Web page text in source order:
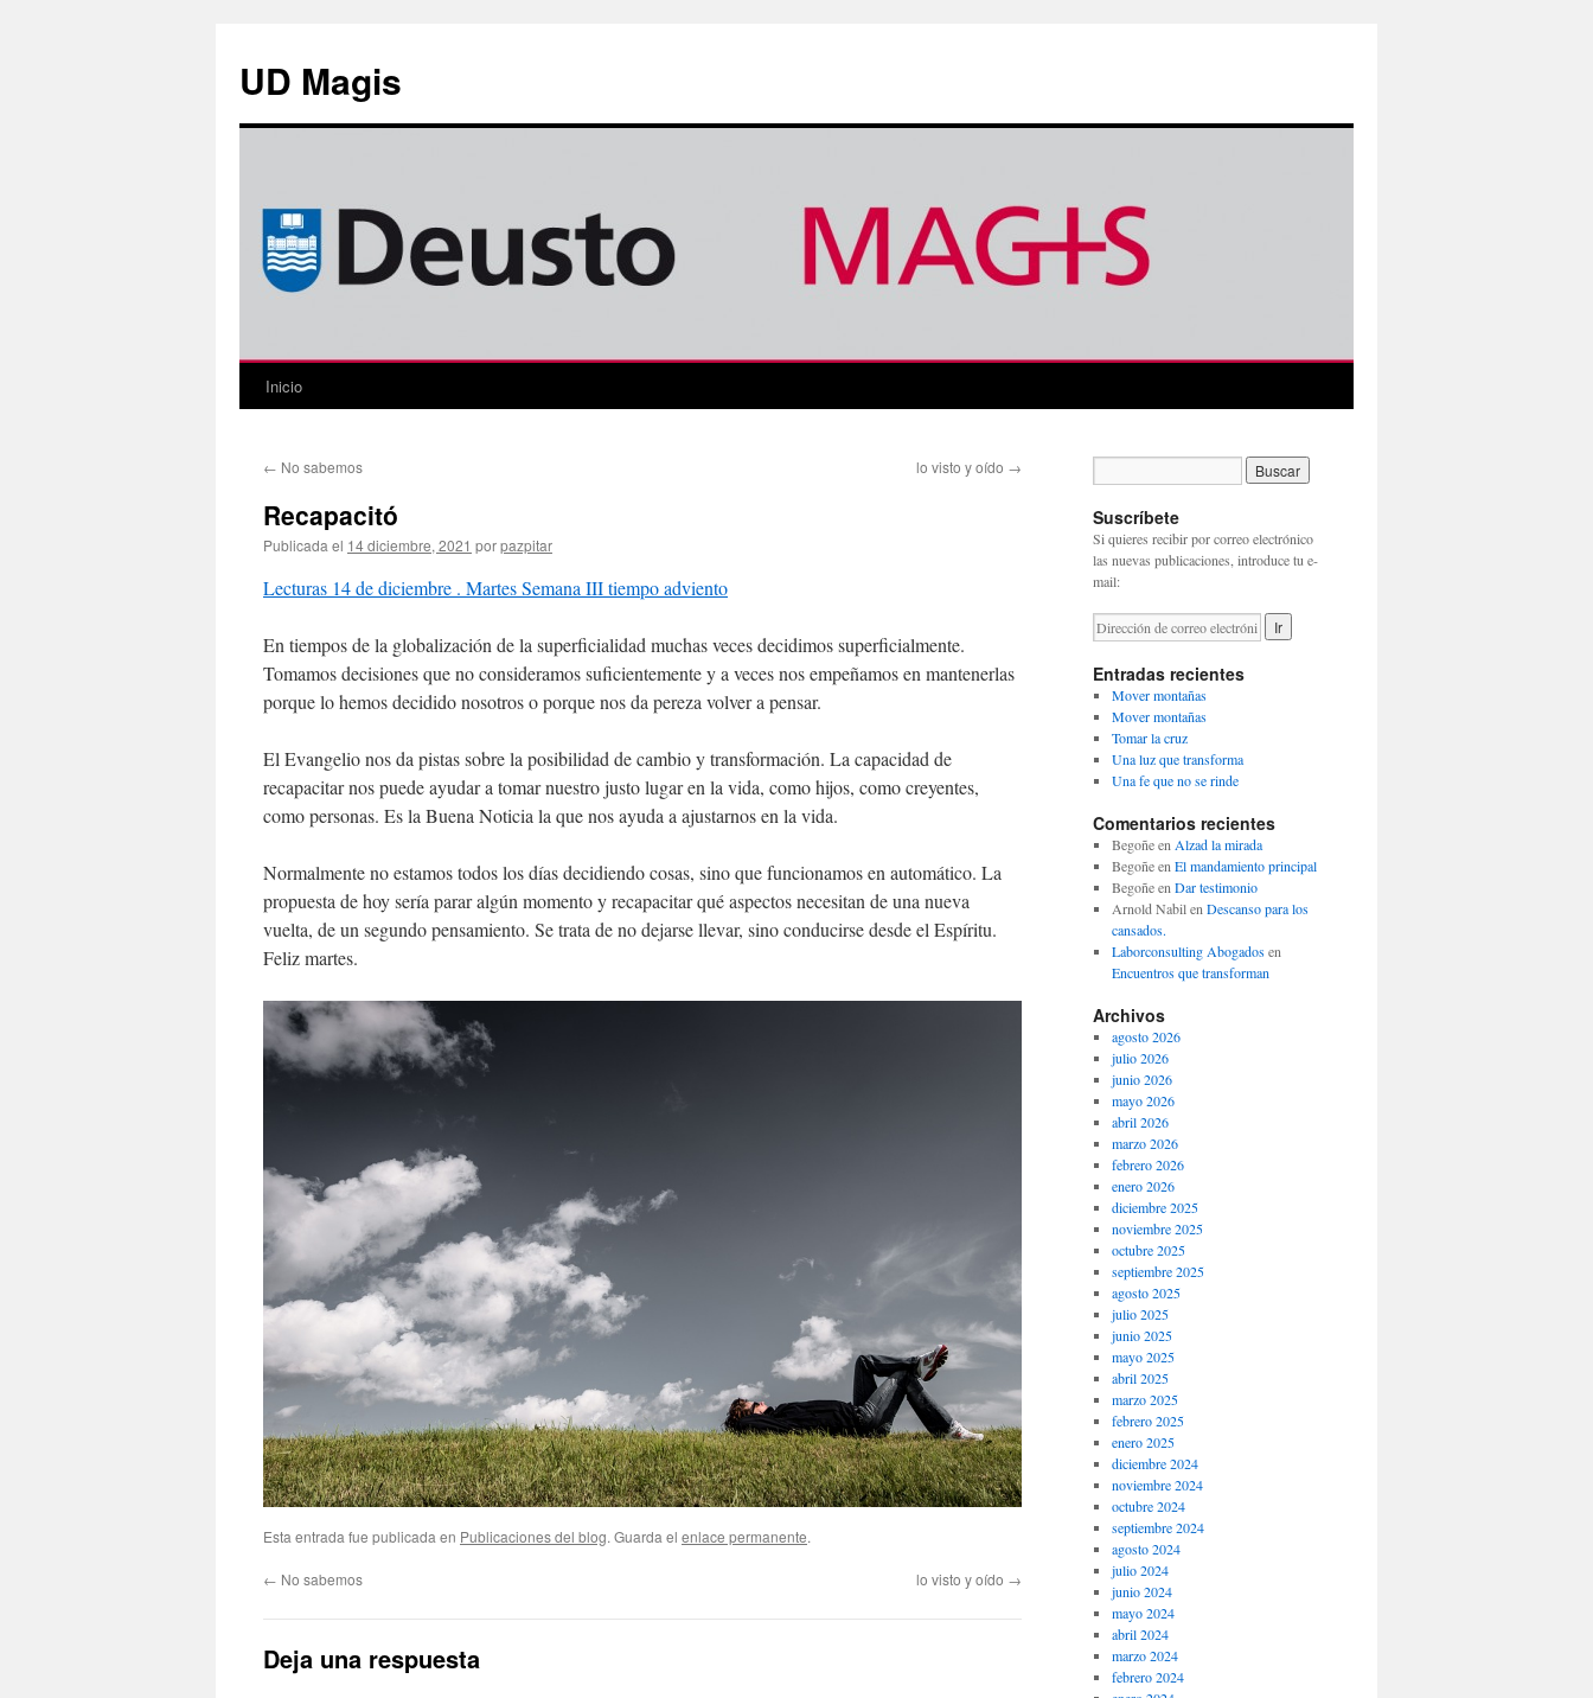
contenido
UD Magis
Inicio
← No sabemos lo visto y oído →
Recapacitó
Publicada el 14 diciembre, 2021 porpazpitar
Lecturas 14 de diciembre . Martes Semana III tiempo adviento
En tiempos de la globalización de la superficialidad muchas veces decidimos superficialmente.
Tomamos decisiones que no consideramos suficientemente y a veces nos empeñamos en mantenerlas
porque lo hemos decidido nosotros o porque nos da pereza volver a pensar.
El Evangelio nos da pistas sobre la posibilidad de cambio y transformación. La capacidad de
recapacitar nos puede ayudar a tomar nuestro justo lugar en la vida, como hijos, como creyentes,
como personas. Es la Buena Noticia la que nos ayuda a ajustarnos en la vida.
Normalmente no estamos todos los días decidiendo cosas, sino que funcionamos en automático. La
propuesta de hoy sería parar algún momento y recapacitar qué aspectos necesitan de una nueva
vuelta, de un segundo pensamiento. Se trata de no dejarse llevar, sino conducirse desde el Espíritu.
Feliz martes.
Esta entrada fue publicada en Publicaciones del blog. Guarda el enlace permanente.
← No sabemos lo visto y oído →
Deja una respuesta
Suscríbete
Si quieres recibir por correo electrónico
las nuevas publicaciones, introduce tu e-
mail:
Entradas recientes
Mover montañas
Mover montañas
Tomar la cruz
Una luz que transforma
Una fe que no se rinde
Comentarios recientes
Begoñeen Alzad la mirada
Begoñeen El mandamiento principal
Begoñeen Dar testimonio
Arnold Nabilen Descanso para los
cansados.
Laborconsulting Abogadosen
Encuentros que transforman
Archivos
agosto 2026
julio 2026
junio 2026
mayo 2026
abril 2026
marzo 2026
febrero 2026
enero 2026
diciembre 2025
noviembre 2025
octubre 2025
septiembre 2025
agosto 2025
julio 2025
junio 2025
mayo 2025
abril 2025
marzo 2025
febrero 2025
enero 2025
diciembre 2024
noviembre 2024
octubre 2024
septiembre 2024
agosto 2024
julio 2024
junio 2024
mayo 2024
abril 2024
marzo 2024
febrero 2024